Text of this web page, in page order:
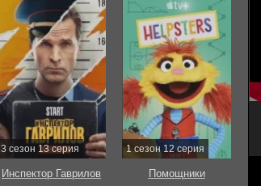
3 сезон 13 серия
Инспектор Гаврилов
1 сезон 12 серия
Помощники